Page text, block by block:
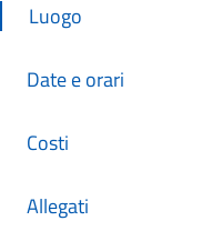
Luogo
Date e orari
Costi
Allegati